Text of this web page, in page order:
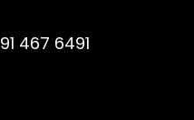
91 467 6491